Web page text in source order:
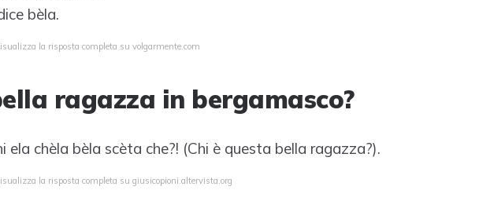
bèla.
la risposta completa su volgarmente.com
ragazza in bergamasco?
chèla bèla scèta che?! (Chi è questa bella ragazza?).
la risposta completa su giusicopioni.altervista.org